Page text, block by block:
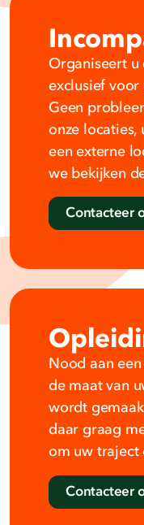
Organiseert
exclusief voor
Geen
onze
een externe
we bekijken
Contacteer
Nood aan
de maat van
wordt
daar graag
om uw traject
Contacteer